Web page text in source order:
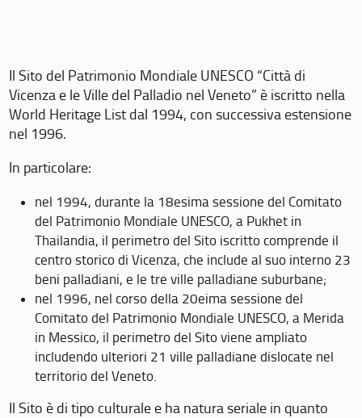
Il Sito del Patrimonio Mondiale UNESCO “Città di
Vicenza e le Ville del Palladio nel Veneto” è iscritto nella
World Heritage List dal 1994, con successiva estensione
nel 1996.
In particolare:
nel 1994, durante la 18esima sessione del Comitato
del Patrimonio Mondiale UNESCO, a Pukhet in
Thailandia, il perimetro del Sito iscritto comprende il
centro storico di Vicenza, che include al suo interno 23
beni palladiani, e le tre ville palladiane suburbane;
nel 1996, nel corso della 20eima sessione del
Comitato del Patrimonio Mondiale UNESCO, a Merida
in Messico, il perimetro del Sito viene ampliato
includendo ulteriori 21 ville palladiane dislocate nel
territorio del Veneto.
Il Sito è di tipo culturale e ha natura seriale in quanto